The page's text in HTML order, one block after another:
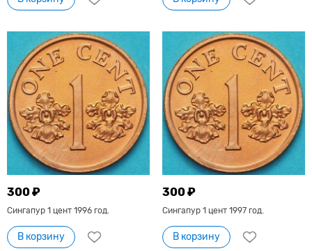
300 ₽
Сингапур 1 цент 1996 год.
В корзину
300 ₽
Сингапур 1 цент 1997 год.
В корзину